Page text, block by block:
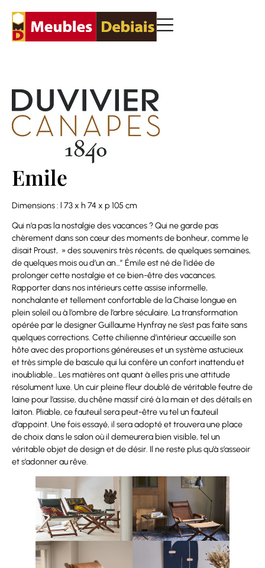
Emile
Dimensions : l 73 x h 74 x p 105 cm
Qui n’a pas la nostalgie des vacances ? Qui ne garde pas
chèrement dans son cœur des moments de bonheur, comme le
disait Proust, » des souvenirs très récents, de quelques semaines,
de quelques mois ou d’un an…” Émile est né de l’idée de
prolonger cette nostalgie et ce bien-être des vacances.
Rapporter dans nos intérieurs cette assise informelle,
nonchalante et tellement confortable de la Chaise longue en
plein soleil ou à l’ombre de l’arbre séculaire. La transformation
opérée par le designer Guillaume Hynfray ne s’est pas faite sans
quelques corrections. Cette chilienne d’intérieur accueille son
hôte avec des proportions généreuses et un système astucieux
et très simple de bascule qui lui confère un confort inattendu et
inoubliable… Les matières ont quant à elles pris une attitude
résolument luxe. Un cuir pleine fleur doublé de véritable feutre de
laine pour l’assise, du chêne massif ciré à la main et des détails en
laiton. Pliable, ce fauteuil sera peut-être vu tel un fauteuil
d’appoint. Une fois essayé, il sera adopté et trouvera une place
de choix dans le salon où il demeurera bien visible, tel un
véritable objet de design et de désir. Il ne reste plus qu’à s’asseoir
et s’adonner au rêve.